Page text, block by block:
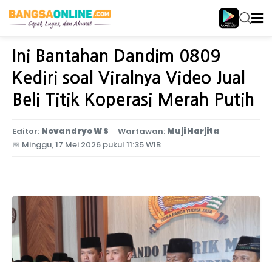
Home Jawa Timur
Ini Bantahan Dandim 0809
Kediri soal Viralnya Video Jual
Beli Titik Koperasi Merah Putih
Editor: Novandryo W S Wartawan: Muji Harjita
📅 Minggu, 17 Mei 2026 pukul 11:35 WIB